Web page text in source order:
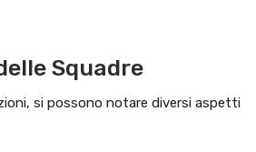
Squadre
si possono notare diversi aspetti